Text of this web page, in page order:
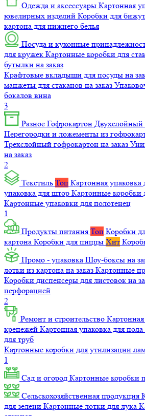
Одежда и аксессуары Картонная
ювелирных изделий Коробки для
картона для нижнего белья
Посуда и кухонные
для кружек Картонные коробки для
бутылки на заказ
Крафтовые вкладыши для посуды на
манжеты для стаканов на заказ
бокалов вина
3
Разное Гофрокартон Двухслойный
Перегородки и ложементы из
Трехслойный гофрокартон на заказ
на заказ
2
Текстиль Топ Картонная упаковка
упаковка для штор Картонные коробки
Картонные упаковки для полотенец
1
Продукты питания Топ Коробки
картона Коробки для пиццы Хит
Промо - упаковка Шоу-боксы на
лотки из картона на заказ Картонные
Коробки диспенсеры для листовок на
перфорацией
2
Ремонт и строительство
крепежей Картонная упаковка для пола
для труб
Картонные коробки для утилизации
1
Сад и огород Картонные коробки
Сельскохозяйственная продукция
для зелени Картонные лотки для лука